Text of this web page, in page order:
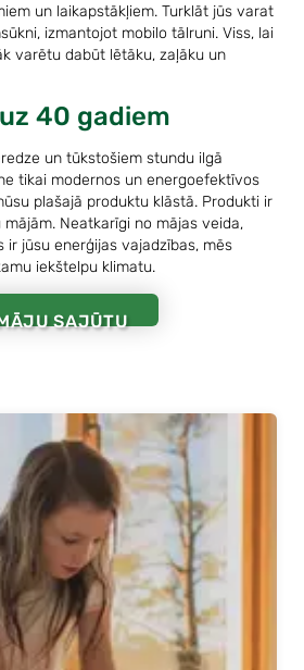
un laikapstākļiem. Turklāt jūs varat
izmantojot mobilo tālruni. Viss, lai
varētu dabūt lētāku, zaļāku un
40 gadiem
un tūkstošiem stundu ilgā
tikai modernos un energoefektīvos
plašajā produktu klāstā. Produkti ir
Neatkarīgi no mājas veida,
ir jūsu enerģijas vajadzības, mēs
iekštelpu klimatu.
SAJŪTU